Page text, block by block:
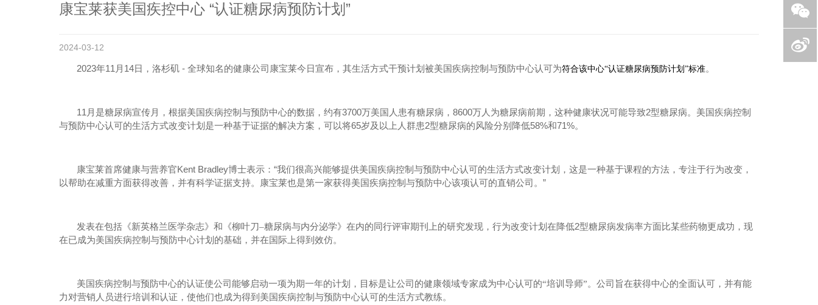
康宝莱获美国疾控中心 “认证糖尿病预防计划”
2024-03-12
2023年11 月 14日，洛杉矶 - 全球知名的健康公司康宝莱今日宣布，其生活方式干预计划被美国疾病控制与预防中心认可为符合该中心“认证糖尿病预防计划 ”标准。
11 月是糖尿病宣传月，根据美国疾病控制与预防中心的数据，约有3700万美国人患有糖尿病， 8600万人为糖尿病前期，这种健康状况可能导致2型糖尿病。美国疾病控制
与预防中心认可的生活方式改变计划是一种基于证据的解决方案，可以将65岁及以上人群患2型糖尿病的风险分别降低58%和71%。
康宝莱首席健康与营养官Kent Bradley博士表示： “我们很高兴能够提供美国疾病控制与预防中心认可的生活方式改变计划，这是一种基于课程的方法，专注于行为改变，
以帮助在减重方面获得改善，并有科学证据支持。康宝莱也是第一家获得美国疾病控制与预防中心该项认可的直销公司。 ”
发表在包括《新英格兰医学杂志》和《柳叶刀–糖尿病与内分泌学》在内的同行评审期刊上的研究发现，行为改变计划在降低2型糖尿病发病率方面比某些药物更成功，现
在已成为美国疾病控制与预防中心计划的基础，并在国际上得到效仿。
美国疾病控制与预防中心的认证使公司能够启动一项为期一年的计划，目标是让公司的健康领域专家成为中心认可的“培训导师”。公司旨在获得中心的全面认可，并有能
力对营销人员进行培训和认证，使他们也成为得到美国疾病控制与预防中心认可的生活方式教练。